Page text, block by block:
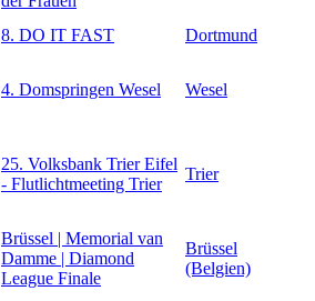
8. DO IT FAST Dortmund
4. Domspringen Wesel Wesel
25. Volksbank Trier Eifel
- Flutlichtmeeting Trier
Trier
Brüssel | Memorial van
Damme | Diamond
League Finale
Brüssel
(Belgien)